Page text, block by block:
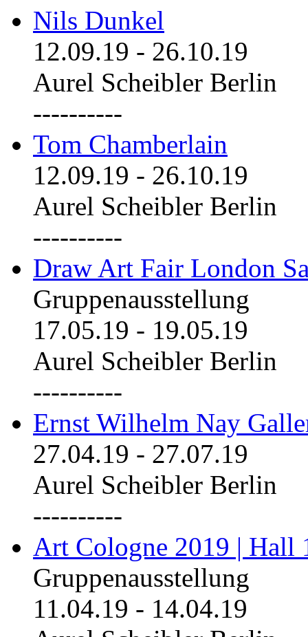
Nils Dunkel
12.09.19 - 26.10.19
Aurel Scheibler Berlin
----------
Tom Chamberlain
12.09.19 - 26.10.19
Aurel Scheibler Berlin
----------
Draw Art Fair London
Gruppenausstellung
17.05.19 - 19.05.19
Aurel Scheibler Berlin
----------
Ernst Wilhelm Nay
27.04.19 - 27.07.19
Aurel Scheibler Berlin
----------
Art Cologne 2019 | Hall
Gruppenausstellung
11.04.19 - 14.04.19